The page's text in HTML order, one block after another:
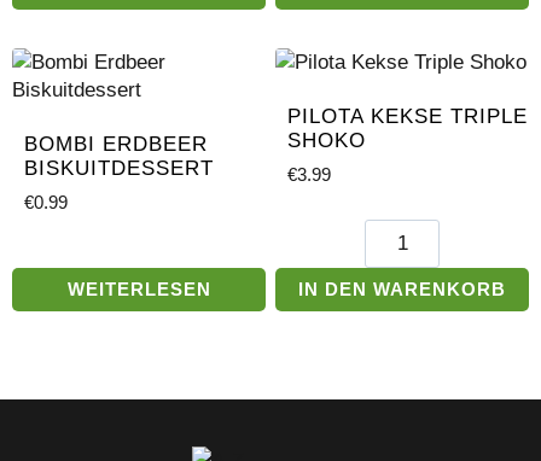
Menge
Menge
BOMBI ERDBEER
BISKUITDESSERT
€0.99
WEITERLESEN
PILOTA KEKSE TRIPLE
SHOKO
€3.99
Pilota
Triple
Shoko
IN DEN WARENKORB